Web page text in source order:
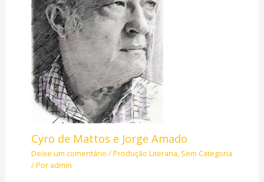
Cyro de Mattos e Jorge Amado
Deixe um comentário /Produção Literaria, Sem Categoria
/ Por admin